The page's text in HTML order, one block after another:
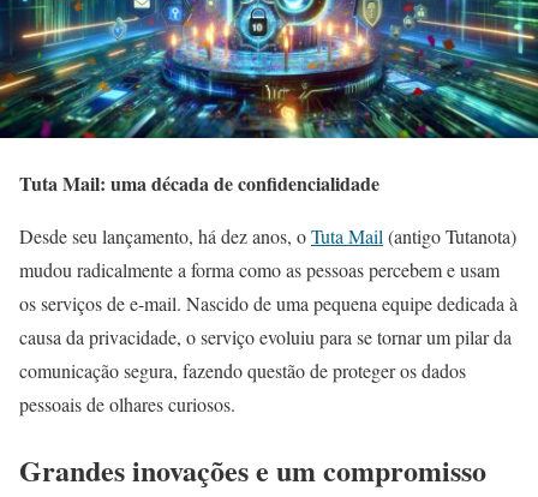
Tuta Mail: uma década de confidencialidade
Desde seu lançamento, há dez anos, oTuta Mail (antigo Tutanota)
mudou radicalmente a forma como as pessoas percebem e usam
os serviços de e-mail. Nascido de uma pequena equipe dedicada à
causa da privacidade, o serviço evoluiu para se tornar um pilar da
comunicação segura, fazendo questão de proteger os dados
pessoais de olhares curiosos.
Grandes inovações e um compromisso